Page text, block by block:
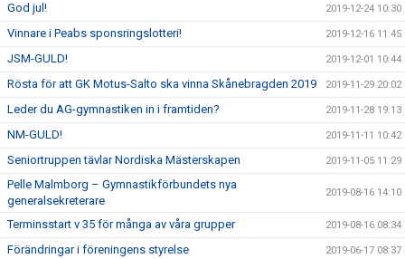
God jul! 2019-12-24 10:30
Vinnare i Peabs sponsringslotteri! 2019-12-16 11:45
JSM-GULD! 2019-12-01 10:44
Rösta för att GK Motus-Salto ska vinna Skånebragden 2019 2019-11-29 20:02
Leder du AG-gymnastiken in i framtiden? 2019-11-28 19:13
NM-GULD! 2019-11-11 10:42
Seniortruppen tävlar Nordiska Mästerskapen 2019-11-05 11:29
Pelle Malmborg – Gymnastikförbundets nya
generalsekreterare
2019-08-16 14:10
Terminsstart v 35 för många av våra grupper 2019-08-16 08:34
Förändringar i föreningens styrelse 2019-06-17 08:37